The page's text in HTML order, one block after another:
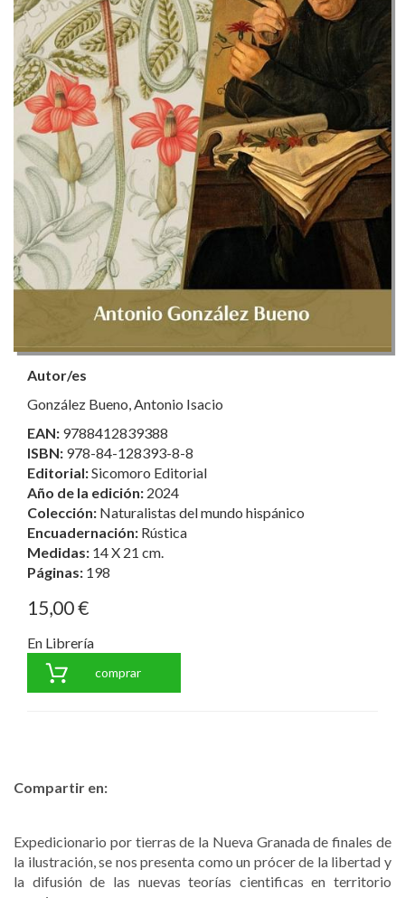
Autor/es
González Bueno, Antonio Isacio
EAN: 9788412839388
ISBN: 978-84-128393-8-8
Editorial:Sicomoro Editorial
Año de la edición: 2024
Colección: Naturalistas del mundo hispánico
Encuadernación: Rústica
Medidas: 14 X 21 cm.
Páginas: 198
15,00 €
En Librería
comprar
Compartir en:
Expedicionario por tierras de la Nueva Granada de finales de
la ilustración, se nos presenta como un prócer de la libertad y
la difusión de las nuevas teorías cientificas en territorio